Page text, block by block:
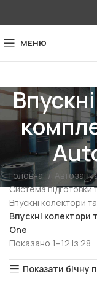
МЕНЮ
Головна
Система підготовки
Впускні колектори
Впускні колектори
One
Показано 1–12 із 28
Показати бічну